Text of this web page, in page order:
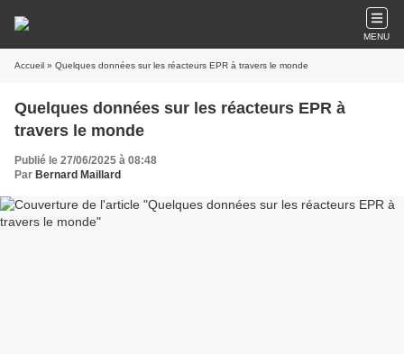
MENU
Accueil » Quelques données sur les réacteurs EPR à travers le monde
Quelques données sur les réacteurs EPR à
travers le monde
Publié le 27/06/2025 à 08:48
Par Bernard Maillard